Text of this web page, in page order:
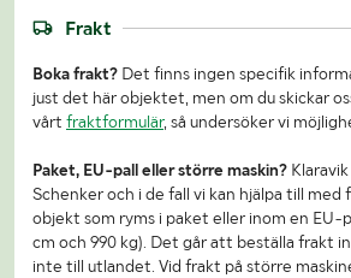
Frakt
Boka frakt? Det finns ingen specifik
just det här objektet, men om du skickar
vårt fraktformulär, så undersöker vi
Paket, EU-pall eller större maskin?
Schenker och i de fall vi kan hjälpa till med
objekt som ryms i paket eller inom en EU-
cm och 990 kg). Det går att beställa frakt
inte till utlandet. Vid frakt på större